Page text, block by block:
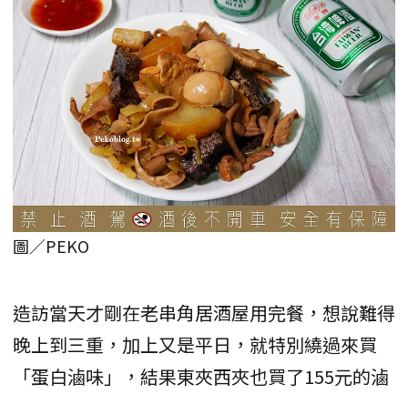
圖／PEKO
造訪當天才剛在老串角居酒屋用完餐，想說難得
晚上到三重，加上又是平日，就特別繞過來買
「蛋白滷味」，結果東夾西夾也買了155元的滷